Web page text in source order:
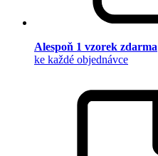
Alespoň 1 vzorek zdarma
ke každé objednávce